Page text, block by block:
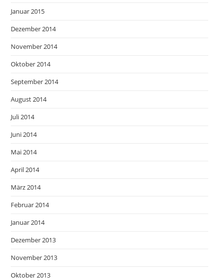
Januar 2015
Dezember 2014
November 2014
Oktober 2014
September 2014
August 2014
Juli 2014
Juni 2014
Mai 2014
April 2014
März 2014
Februar 2014
Januar 2014
Dezember 2013
November 2013
Oktober 2013